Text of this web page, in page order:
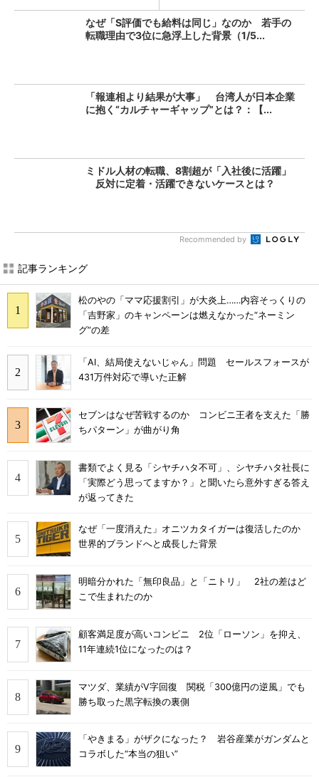
なぜ「S評価でも給料は同じ」なのか 若手の
転職理由で3位に急浮上した背景（1/5...
「報連相より結果が大事」 台湾人が日本企業
に抱く“カルチャーギャップ”とは？：【...
ミドル人材の転職、8割超が「入社後に活躍」
反対に定着・活躍できないケースとは？
Recommended by
記事ランキング
松のやの「ママ応援割引」が大炎上……内容そっくりの
「吉野家」のキャンペーンは燃えなかった“ネーミン
グ”の差
「AI、結局使えないじゃん」問題 セールスフォースが
431万件対応で導いた正解
セブンはなぜ苦戦するのか コンビニ王者を支えた「勝
ちパターン」が曲がり角
書類でよく見る「シヤチハタ不可」、シヤチハタ社長に
「実際どう思ってますか？」と聞いたら意外すぎる答え
が返ってきた
なぜ「一度消えた」オニツカタイガーは復活したのか
世界的ブランドへと成長した背景
明暗分かれた「無印良品」と「ニトリ」 2社の差はど
こで生まれたのか
顧客満足度が高いコンビニ 2位「ローソン」を抑え、
11年連続1位になったのは？
マツダ、業績がV字回復 関税「300億円の逆風」でも
勝ち取った黒字転換の裏側
「やきまる」がザクになった？ 岩谷産業がガンダムと
コラボした“本当の狙い”